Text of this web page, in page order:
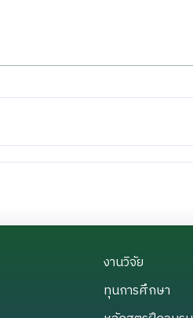
งานวิจัย
ทุนการศึกษา